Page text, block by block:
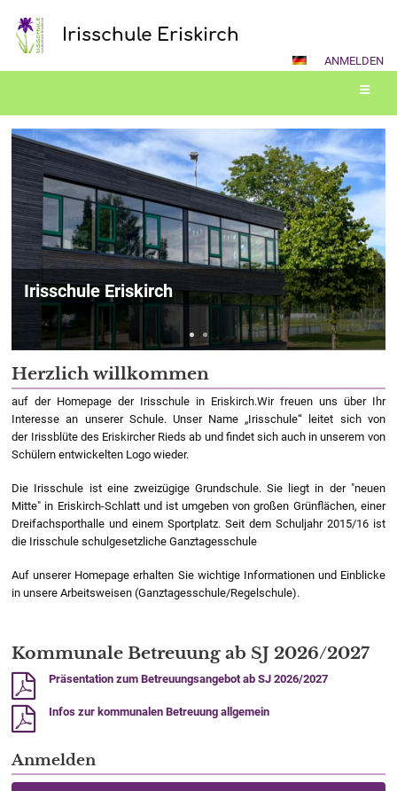
Irisschule Eriskirch
ANMELDEN
Startseite
Irisschule Eriskirch
Herzlich willkommen
auf der Homepage der Irisschule in Eriskirch.Wir freuen uns über Ihr
Interesse an unserer Schule. Unser Name „Irisschule“ leitet sich von
der Irissblüte des Eriskircher Rieds ab und findet sich auch in unserem von
Schülern entwickelten Logo wieder.
Die Irisschule ist eine zweizügige Grundschule. Sie liegt in der "neuen
Mitte" in Eriskirch-Schlatt und ist umgeben von großen Grünflächen, einer
Dreifachsporthalle und einem Sportplatz. Seit dem Schuljahr 2015/16 ist
die Irisschule schulgesetzliche Ganztagesschule
Auf unserer Homepage erhalten Sie wichtige Informationen und Einblicke
in unsere Arbeitsweisen (Ganztagesschule/Regelschule).
Kommunale Betreuung ab SJ 2026/2027
Präsentation zum Betreuungsangebot ab SJ 2026/2027
Infos zur kommunalen Betreuung allgemein
Anmelden